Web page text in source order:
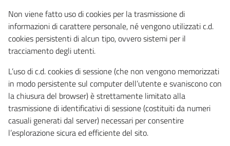
Non viene fatto uso di cookies per la trasmissione di
informazioni di carattere personale, né vengono utilizzati c.d.
cookies persistenti di alcun tipo, ovvero sistemi per il
tracciamento degli utenti.
L’uso di c.d. cookies di sessione (che non vengono memorizzati
in modo persistente sul computer dell’utente e svaniscono con
la chiusura del browser) è strettamente limitato alla
trasmissione di identificativi di sessione (costituiti da numeri
casuali generati dal server) necessari per consentire
l’esplorazione sicura ed efficiente del sito.